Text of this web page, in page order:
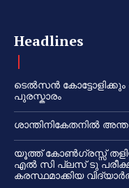
Headlines
ടെൽസൻ
പുരസ്കാരം
ശാന്തിനികേതനിൽ
യൂത്ത് കോൺഗ്രസ്സ്
എൽ സി പ്ലസ് ടു
കരസ്ഥമാക്കിയ